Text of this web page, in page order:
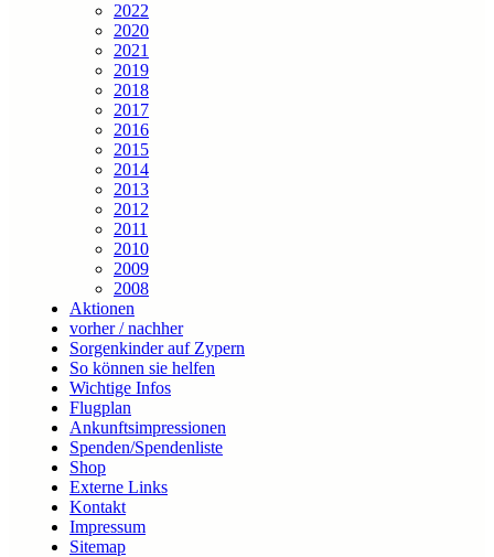
2022
2020
2021
2019
2018
2017
2016
2015
2014
2013
2012
2011
2010
2009
2008
Aktionen
vorher / nachher
Sorgenkinder auf Zypern
So können sie helfen
Wichtige Infos
Flugplan
Ankunftsimpressionen
Spenden/Spendenliste
Shop
Externe Links
Kontakt
Impressum
Sitemap